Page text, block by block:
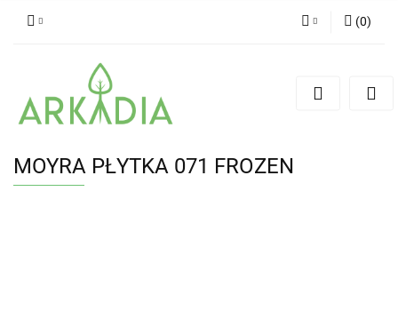
(0)
MOYRA PŁYTKA 071 FROZEN